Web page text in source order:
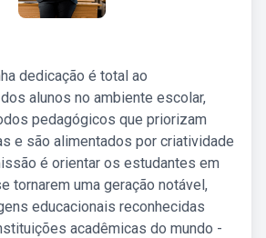
dedicação é total ao
alunos no ambiente escolar,
pedagógicos que priorizam
e são alimentados por criatividade
é orientar os estudantes em
tornarem uma geração notável,
educacionais reconhecidas
acadêmicas do mundo -